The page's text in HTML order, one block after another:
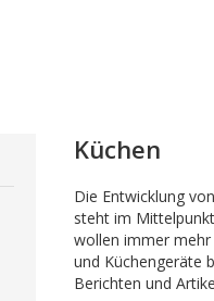
Küchen
Die Entwicklung
steht im
wollen immer mehr
und Küchengeräte
Berichten und